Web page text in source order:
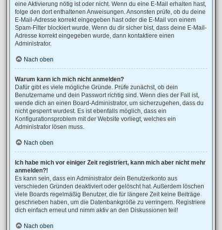
eine Aktivierung nötig ist oder nicht. Wenn du eine E-Mail erhalten hast,
folge den dort enthaltenen Anweisungen. Ansonsten prüfe, ob du deine
E-Mail-Adresse korrekt eingegeben hast oder die E-Mail von einem
Spam-Filter blockiert wurde. Wenn du dir sicher bist, dass deine E-Mail-
Adresse korrekt eingegeben wurde, dann kontaktiere einen
Administrator.
Nach oben
Warum kann ich mich nicht anmelden?
Dafür gibt es viele mögliche Gründe. Prüfe zunächst, ob dein
Benutzername und dein Passwort richtig sind. Wenn dies der Fall ist,
wende dich an einen Board-Administrator, um sicherzugehen, dass du
nicht gesperrt wurdest. Es ist ebenfalls möglich, dass ein
Konfigurationsproblem mit der Website vorliegt, welches ein
Administrator lösen muss.
Nach oben
Ich habe mich vor einiger Zeit registriert, kann mich aber nicht mehr
anmelden?!
Es kann sein, dass ein Administrator dein Benutzerkonto aus
verschieden Gründen deaktiviert oder gelöscht hat. Außerdem löschen
viele Boards regelmäßig Benutzer, die für längere Zeit keine Beiträge
geschrieben haben, um die Datenbankgröße zu verringern. Registriere
dich einfach erneut und nimm aktiv an den Diskussionen teil!
Nach oben